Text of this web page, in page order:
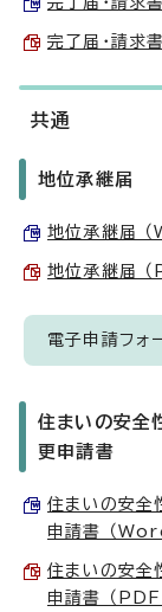
完了届・請
共通
地位承継届
地位承継届
地位承継届
電子申請フォ
住まいの安全
更申請書
住まいの安全
申請書 （
住まいの安全
申請書 （